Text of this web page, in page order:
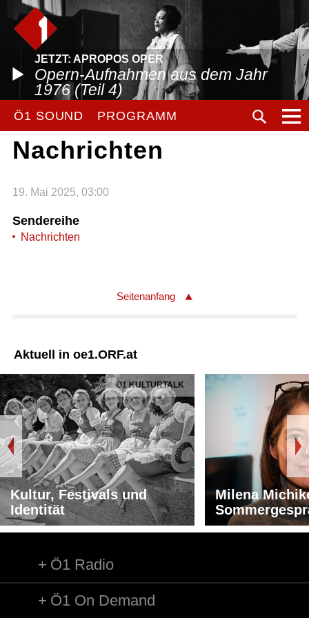
JETZT: APROPOS OPER
Opern-Aufnahmen aus dem Jahr
1976 (Teil 4)
Ö1 SOUND PROGRAMM
Nachrichten
19. Mai 2025, 03:00
Sendereihe
Nachrichten
Seitenanfang
Aktuell in oe1.ORF.at
Ö1 KULTURTALK
Kultur, Festivals und
Identität
Milena
Ö1 Radio
Ö1 On Demand